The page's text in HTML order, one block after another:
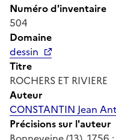
Numéro d'inventaire
504
Domaine
dessin
Titre
ROCHERS ET RIVIERE
Auteur
CONSTANTIN Jean
Précisions sur l'auteur